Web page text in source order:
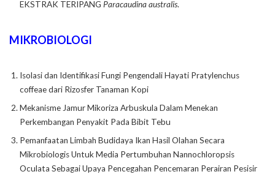
EKSTRAK TERIPANG Paracaudina australis.
MIKROBIOLOGI
Isolasi dan Identifikasi Fungi Pengendali Hayati Pratylenchus
coffeae dari Rizosfer Tanaman Kopi
Mekanisme Jamur Mikoriza Arbuskula Dalam Menekan
Perkembangan Penyakit Pada Bibit Tebu
Pemanfaatan Limbah Budidaya Ikan Hasil Olahan Secara
Mikrobiologis Untuk Media Pertumbuhan Nannochloropsis
Oculata Sebagai Upaya Pencegahan Pencemaran Perairan Pesisir